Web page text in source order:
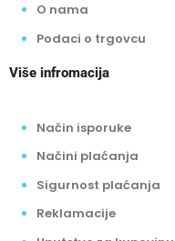
O nama
Podaci o trgovcu
Više infromacija
Način isporuke
Načini plaćanja
Sigurnost plaćanja
Reklamacije